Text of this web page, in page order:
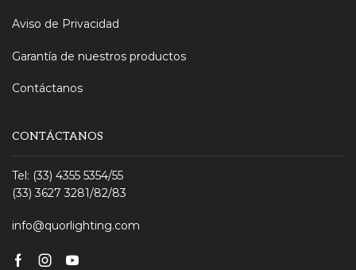
Aviso de Privacidad
Garantía de nuestros productos
Contáctanos
CONTÁCTANOS
Tel: (33) 4355 5354/55
(33) 3627 3281/82/83
info@quorlighting.com